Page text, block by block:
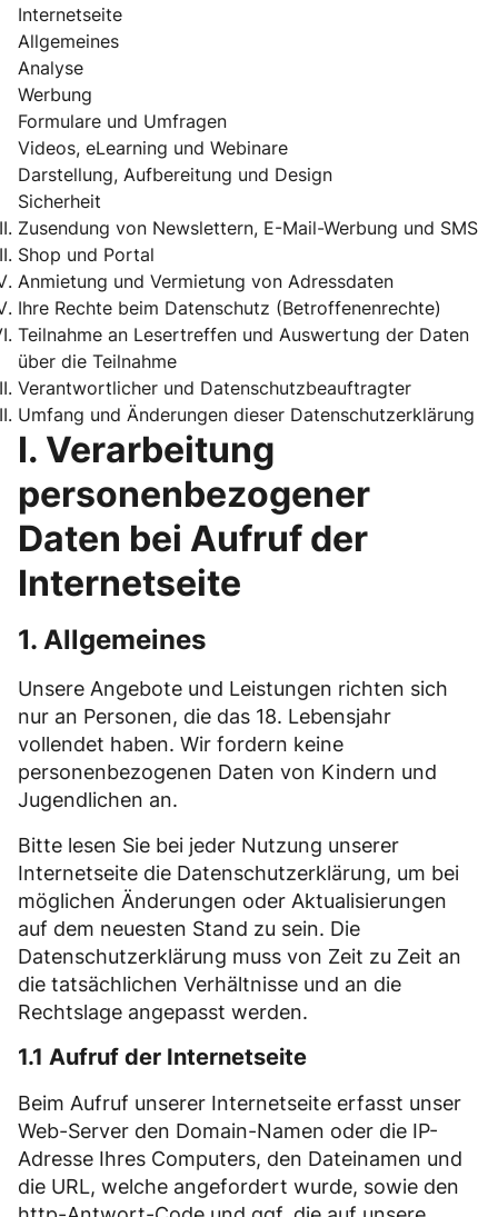
Internetseite
Allgemeines
Analyse
Werbung
Formulare und Umfragen
Videos, eLearning und Webinare
Darstellung, Aufbereitung und Design
Sicherheit
Zusendung von Newslettern, E-Mail-Werbung und SMS
Shop und Portal
Anmietung und Vermietung von Adressdaten
Ihre Rechte beim Datenschutz (Betroffenenrechte)
Teilnahme an Lesertreffen und Auswertung der Daten
über die Teilnahme
Verantwortlicher und Datenschutzbeauftragter
Umfang und Änderungen dieser Datenschutzerklärung
I. Verarbeitung
personenbezogener
Daten bei Aufruf der
Internetseite
1. Allgemeines
Unsere Angebote und Leistungen richten sich
nur an Personen, die das 18. Lebensjahr
vollendet haben. Wir fordern keine
personenbezogenen Daten von Kindern und
Jugendlichen an.
Bitte lesen Sie bei jeder Nutzung unserer
Internetseite die Datenschutzerklärung, um bei
möglichen Änderungen oder Aktualisierungen
auf dem neuesten Stand zu sein. Die
Datenschutzerklärung muss von Zeit zu Zeit an
die tatsächlichen Verhältnisse und an die
Rechtslage angepasst werden.
1.1 Aufruf der Internetseite
Beim Aufruf unserer Internetseite erfasst unser
Web-Server den Domain-Namen oder die IP-
Adresse Ihres Computers, den Dateinamen und
die URL, welche angefordert wurde, sowie den